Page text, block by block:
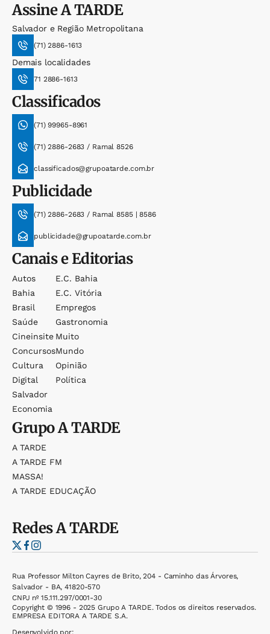
AssineA TARDE
Salvador e Região Metropolitana
(71) 2886-1613
Demais localidades
71 2886-1613
Classificados
(71) 99965-8961
(71) 2886-2683 / Ramal 8526
classificados@grupoatarde.com.br
Publicidade
(71) 2886-2683 / Ramal 8585 | 8586
publicidade@grupoatarde.com.br
Canais e Editorias
Autos
Bahia
Brasil
Saúde
Cineinsite
Concursos
Cultura
Digital
Salvador
Economia
E.c. Bahia
E.c. Vitória
Empregos
Gastronomia
Muito
Mundo
Opinião
Política
GrupoA TARDE
A TARDE
A TARDE FM
MASSA!
A TARDE EDUCAÇÃO
RedesA TARDE
Rua Professor Milton Cayres de Brito, 204 - Caminho das Árvores,
Salvador - BA, 41820-570
CNPJ nº 15.111.297/0001-30
Copyright © 1996 - 2025 Grupo A TARDE. Todos os direitos reservados.
EMPRESA EDITORA A TARDE S.A.
Desenvolvido por: